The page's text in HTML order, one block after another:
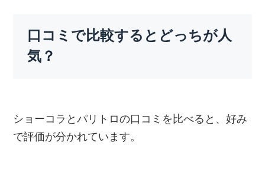
口コミで比較するとどっちが人
気？
ショーコラとパリトロの口コミを比べると、好み
で評価が分かれています。